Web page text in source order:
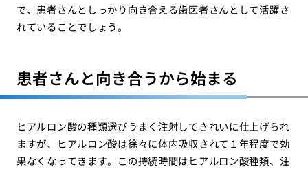
で、患者さんとしっかり向き合える歯医者さんとして活躍さ
れていることでしょう。
患者さんと向き合うから始まる
ヒアルロン酸の種類選びうまく注射してきれいに仕上げられ
ますが、ヒアルロン酸は徐々に体内吸収されて１年程度で効
果なくなってきます。この持続時間はヒアルロン酸種類、注